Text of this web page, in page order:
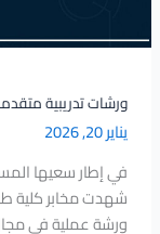
ورشات تدريبية
يناير 20, 2026
في إطار سعيها
شهدت مخابر كلية
ورشة عملية في
طب